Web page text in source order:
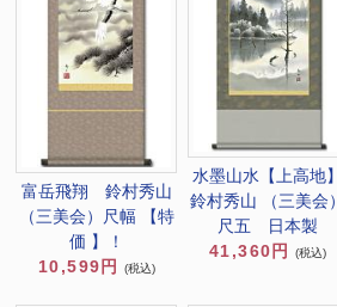
富岳飛翔 鈴村秀山
（三美会）尺幅 【特
価 】！
10,599円
(税込)
水墨山水【上高地】
鈴村秀山 （三美会）
尺五 日本製
41,360円
(税込)